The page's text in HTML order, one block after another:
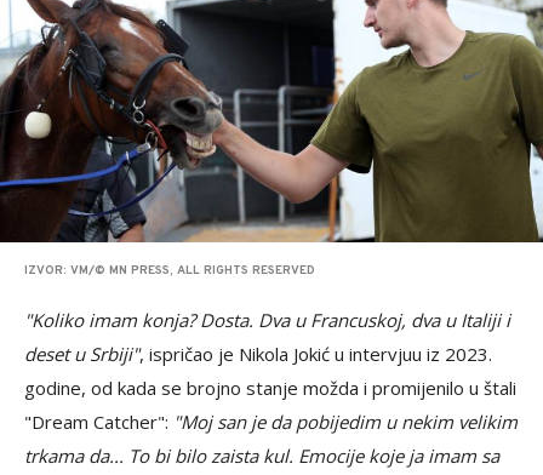
IZVOR: VM/© MN PRESS, ALL RIGHTS RESERVED
"Koliko imam konja? Dosta. Dva u Francuskoj, dva u Italiji i
deset u Srbiji", ispričao je Nikola Jokić u intervjuu iz 2023.
godine, od kada se brojno stanje možda i promijenilo u štali
"Dream Catcher": "Moj san je da pobijedim u nekim velikim
trkama da... To bi bilo zaista kul. Emocije koje ja imam sa